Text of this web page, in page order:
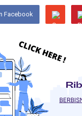
Facebook